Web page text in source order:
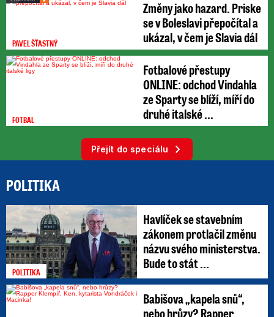
PAVEL ŠŤASTNÝ
Změny jako hazard. Priske
se v Boleslavi přepočítal a
ukázal, v čem je Slavia dál
FOTBAL
Fotbalové přestupy
ONLINE: odchod Vindahla
ze Sparty se blíží, míří do
druhé italské ...
Přejít do speciálu
POLITIKA
POLITIKA
Havlíček se stavebním
zákonem protlačil změnu
názvu svého ministerstva.
Bude to stát ...
Babišova „kapela snů“,
nebo hrůzy? Rapper